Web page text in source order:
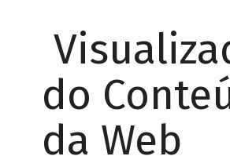
do
da Web